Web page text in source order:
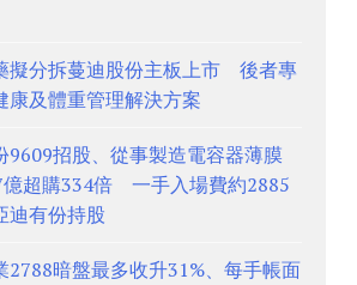
擬分拆蔓迪股份主板上市 後者專
康及體重管理解決方案
9609招股、從事製造電容器薄膜
億超購334倍 一手入場費約2885
迪有份持股
2788暗盤最多收升31%、每手帳面